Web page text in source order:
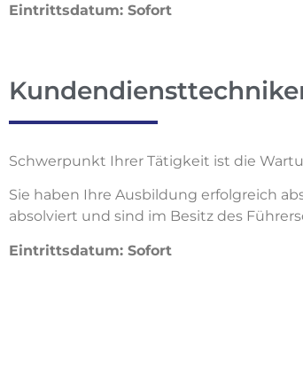
Eintrittsdatum: Sofort
Schwerpunkt Ihrer Tätigkeit ist die
Sie haben Ihre Ausbildung erfolgreich
absolviert und sind im Besitz des
Eintrittsdatum: Sofort